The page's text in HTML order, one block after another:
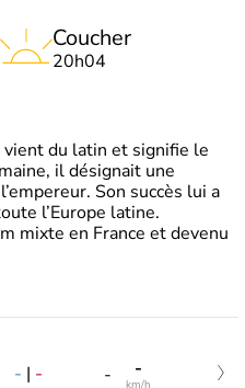
Coucher
20h04
vient du latin et signifie le
il désignait une
Son succès lui a
l’Europe latine.
mixte en France et devenu
- | - - -
km/h